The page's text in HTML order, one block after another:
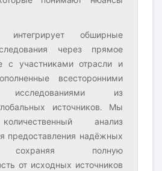
обширные
через прямое
с участниками отрасли и
всесторонними
исследованиями из
источников. Мы
анализ
предоставления надёжных
сохраняя полную
от исходных источников